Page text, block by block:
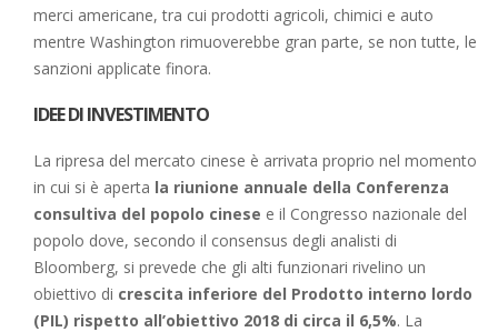
merci americane, tra cui prodotti agricoli, chimici e auto
mentre Washington rimuoverebbe gran parte, se non tutte, le
sanzioni applicate finora.
IDEE DI INVESTIMENTO
La ripresa del mercato cinese è arrivata proprio nel momento
in cui si è aperta la riunione annuale della Conferenza
consultiva del popolo cinese e il Congresso nazionale del
popolo dove, secondo il consensus degli analisti di
Bloomberg, si prevede che gli alti funzionari rivelino un
obiettivo di crescita inferiore del Prodotto interno lordo
(PIL) rispetto all’obiettivo 2018 di circa il 6,5%. La